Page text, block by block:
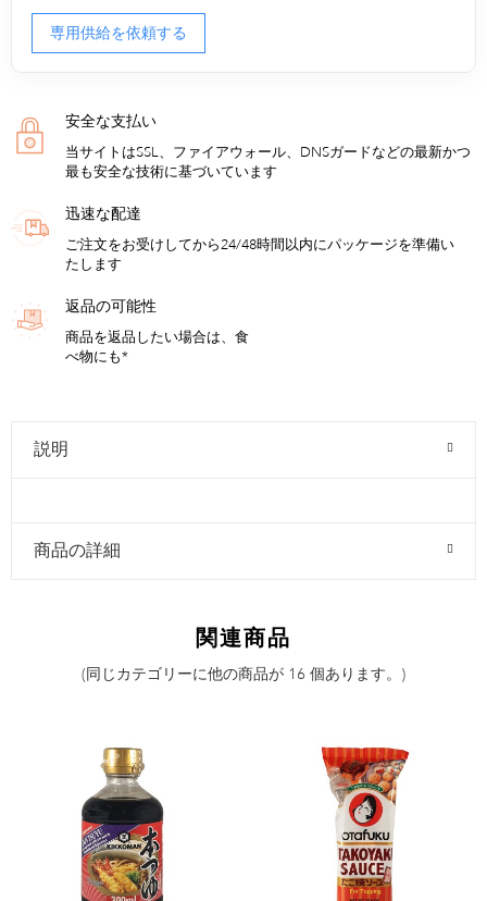
専用供給を依頼する
安全な支払い
当サイトはSSL、ファイアウォール、DNSガードなどの最新かつ
最も安全な技術に基づいています
迅速な配達
ご注文をお受けしてから24/48時間以内にパッケージを準備い
たします
返品の可能性
商品を返品したい場合は、食
べ物にも*
説明
商品の詳細
関連商品
(同じカテゴリーに他の商品が 16 個あります。)